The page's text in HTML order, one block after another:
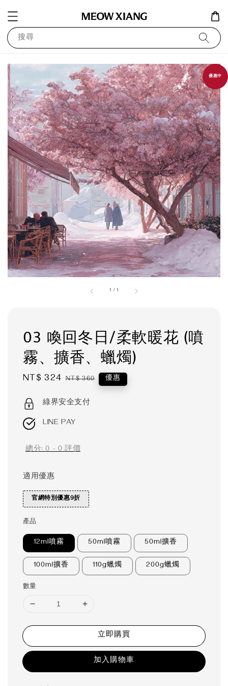
搜尋
1 /1
優惠中
03 喚回冬日/柔軟暖花 (噴
霧、擴香、蠟燭)
Sale
NT$ 324 Regular
NT$ 360 優惠
綠界安全支付
LINE PAY
總分:0-0評價
適用優惠
官網特別優惠9折
產品
12ml噴霧 50ml噴霧 50ml擴香
100ml擴香 110g蠟燭 200g蠟燭
數量
立即購買
加入購物車